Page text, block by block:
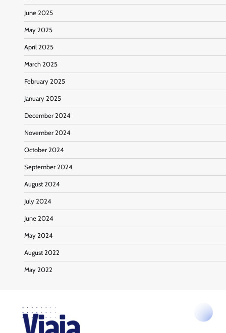
June 2025
May 2025
April 2025
March 2025
February 2025
January 2025
December 2024
November 2024
October 2024
September 2024
August 2024
July 2024
June 2024
May 2024
August 2022
May 2022